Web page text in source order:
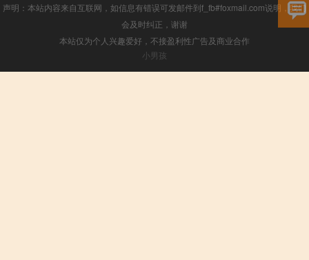
声明：本站内容来自互联网，如信息有错误可发邮件到f_fb#foxmail.com说明，我们
会及时纠正，谢谢
本站仅为个人兴趣爱好，不接盈利性广告及商业合作
小男孩